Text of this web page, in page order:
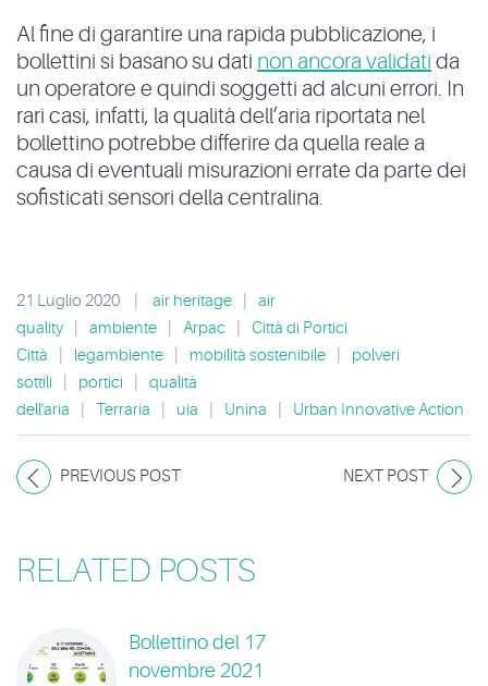
Al fine di garantire una rapida pubblicazione, i
bollettini si basano su dati non ancora validati da
un operatore e quindi soggetti ad alcuni errori. In
rari casi, infatti, la qualità dell’aria riportata nel
bollettino potrebbe differire da quella reale a
causa di eventuali misurazioni errate da parte dei
sofisticati sensori della centralina.
21 Luglio 2020 air heritage
air
quality
ambiente Arpac
Città di Portici
Città
legambiente mobilità sostenibile
polveri
sottili
portici
qualità
dell'aria
Terraria uia Unina Urban Innovative Action
PREVIOUS POST NEXT POST
RELATED POSTS
Bollettino del 17
novembre 2021